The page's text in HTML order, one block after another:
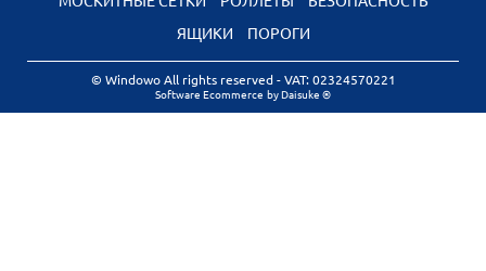
ЯЩИКИ
ПОРОГИ
© Windowo All rights reserved - VAT: 02324570221
Software Ecommerce by Daisuke ®